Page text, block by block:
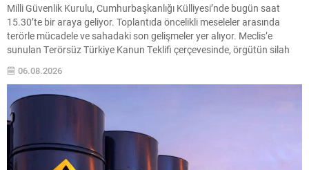
Milli Güvenlik Kurulu, Cumhurbaşkanlığı Külliyesi’nde bugün saat
15.30’te bir araya geliyor. Toplantıda öncelikli meseleler arasında
terörle mücadele ve sahadaki son gelişmeler yer alıyor. Meclis’e
sunulan Terörsüz Türkiye Kanun Teklifi çerçevesinde, örgütün silah
şekilde değerlendirilecek. Ayrıca, yürütülen operasyonlar ve
06.08.2026